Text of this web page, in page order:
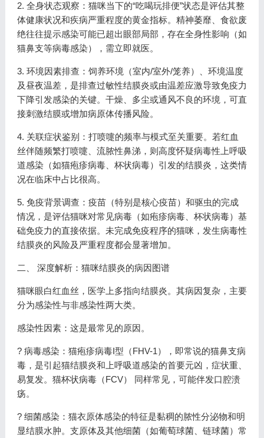
2. 全身状态观察：猫咪当下的“吃喝玩排便”状态是评估其整
体健康状况和疾病严重程度的黄金指标。精神萎靡、食欲废
绝往往提示感染可能已超出眼部局部，存在全身性影响（如
猫鼻支等病毒感染），需立即就医。
3. 环境因素排查：饲养环境（室内/室外/笼养）、环境温度
及昼夜温差，是排查过敏性结膜炎或由温差应激导致免疫力
下降引发感染的关键。干燥、多尘或通风不良的环境，可直
接刺激结膜或增加病原体传播风险。
4. 关联症状鉴别：打喷嚏的频率与模式至关重要。若红血
丝伴随频繁打喷嚏、流脓性鼻涕，则高度怀疑病毒性上呼吸
道感染（如猫疱疹病毒、杯状病毒）引发的结膜炎，这类情
况在临床中占比很高。
5. 免疫背景调查：疫苗（特别是核心疫苗）和驱虫的完成
情况，是评估猫咪对常见病毒（如疱疹病毒、杯状病毒）基
础免疫力的直接依据。未完成免疫程序的猫咪，发生病毒性
结膜炎的风险及严重程度都会显著增加。
二、 深度解析：猫咪结膜炎的病因图谱
猫咪眼白红血丝，医学上多指向结膜炎。其病因复杂，主要
分为感染性与非感染性两大类。
感染性因素：这是最常见的原因。
? 病毒感染：猫疱疹病毒I型（FHV-1），即常说的猫鼻支病
毒，是引起猫结膜炎和上呼吸道感染的首要元凶，症状重、
易复发。猫杯状病毒（FCV） 同样常见，可能伴发口腔溃
疡。
? 细菌感染：猫衣原体感染的特征是黏稠的脓性分泌物和明
显结膜水肿。支原体及其他细菌（如葡萄球菌、链球菌）常